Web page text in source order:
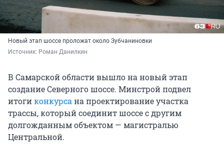
Новый этап шоссе проложат около Зубчаниновки
Источник: Роман Данилкин
В Самарской области вышло на новый этап
создание Северного шоссе. Минстрой подвел
итогиконкурсана проектирование участка
трассы, который соединит шоссе с другим
долгожданным объектом — магистралью
Центральной.